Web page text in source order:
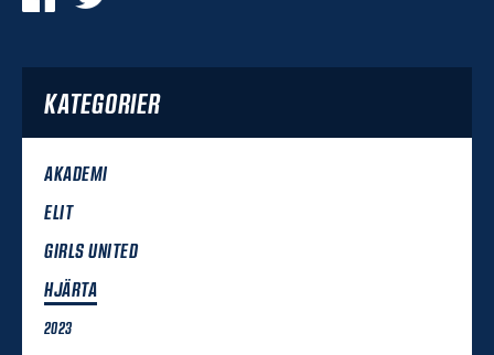
KATEGORIER
AKADEMI
ELIT
GIRLS UNITED
HJÄRTA
2023